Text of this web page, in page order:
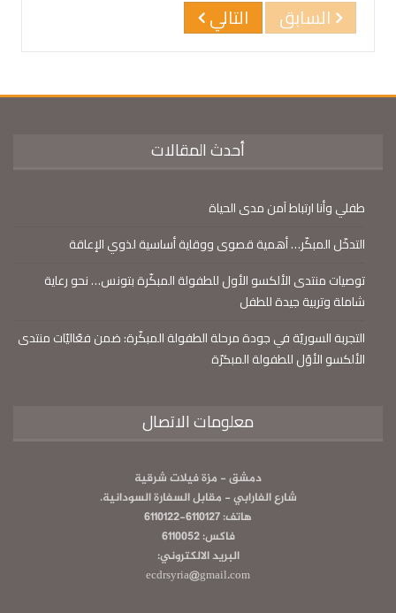
السابق التالي
أحدث المقالات
طفلي وأنا ارتباط آمن مدى الحياة
التدخّل المبكّر… أهمية قصوى ووقاية أساسية لذوي الإعاقة
توصيات منتدى الألكسو الأول للطفولة المبكّرة بتونس… نحو رعاية
شاملة وتربية جيدة للطفل
التجربة السوريّة في جودة مرحلة الطفولة المبكّرة: ضمن فعّاليّات منتدى
الألكسو الأوّل للطفولة المبكرّة
معلومات الاتصال
دمشق - مزة فيلات شرقية
شارع الفارابي - مقابل السفارة السودانية.
هاتف: 6110127-6110122
فاكس: 6110052
البريد الالكتروني:
ecdrsyria@gmail.com